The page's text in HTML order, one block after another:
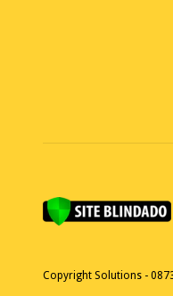
Copyright Solutions -